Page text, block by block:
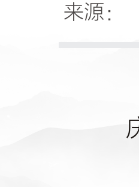
来源